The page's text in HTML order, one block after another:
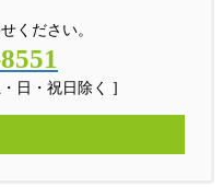
ください。
日・祝日除く ]